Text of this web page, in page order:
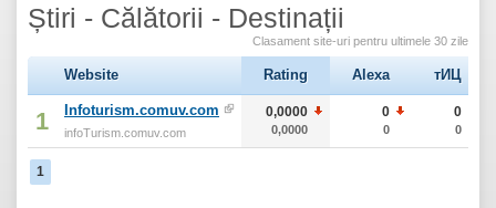
Știri - Călătorii - Destinații
Clasament site-uri pentru ultimele 30 zile
Website Rating Alexa тИЦ
1 Infoturism.comuv.com
infoTurism.comuv.com
0,0000
0,0000
0
0
0
0
1